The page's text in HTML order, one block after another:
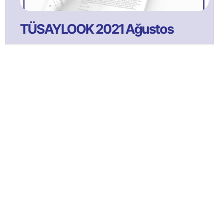
TÜSAYLOOK 2021 Ağustos